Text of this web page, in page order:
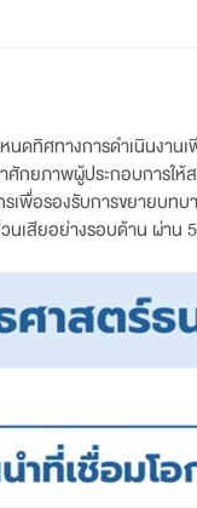
นดทิศทางการดำเนินง
กยภาพผู้ประกอบการใ
รองรับการขยายบทบ
นเสียอย่างรอบด้าน ผ่าน